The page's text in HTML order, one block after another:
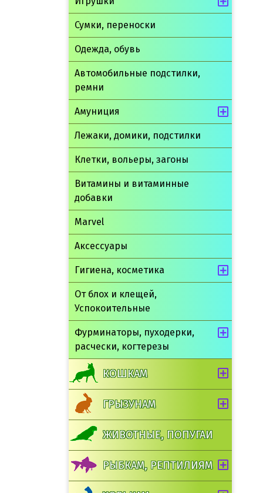
Сумки, переноски
Одежда, обувь
Автомобильные подстилки,
ремни
Амуниция
Лежаки, домики, подстилки
Клетки, вольеры, загоны
Витамины и витаминные
добавки
Marvel
Аксессуары
Гигиена, косметика
От блох и клещей,
Успокоительные
Фурминаторы, пуходерки,
расчески, когтерезы
КОШКАМ
ГРЫЗУНАМ
ЖИВОТНЫЕ, ПОПУГАИ
РЫБКАМ, РЕПТИЛИЯМ